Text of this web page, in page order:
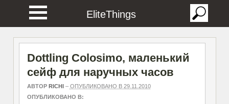
EliteThings
Dottling Colosimo, маленький
сейф для наручных часов
АВТОР RICHI– ОПУБЛИКОВАНО В 29.11.2010
ОПУБЛИКОВАНО В: